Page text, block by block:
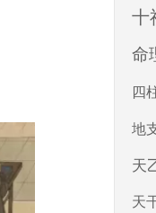
十
命
四
地
天
天